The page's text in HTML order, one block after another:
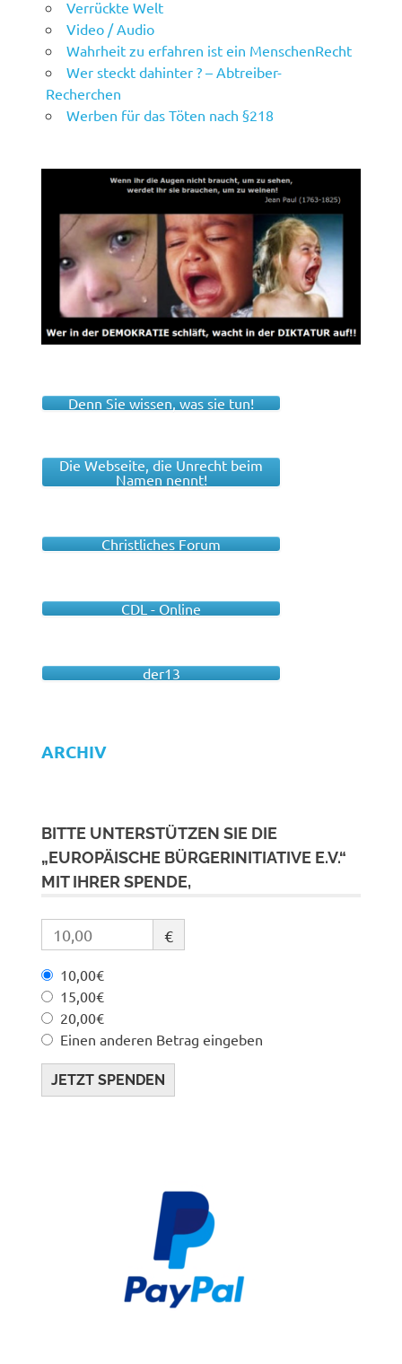
Verrückte Welt
Video / Audio
Wahrheit zu erfahren ist ein MenschenRecht
Wer steckt dahinter ? – Abtreiber-
Recherchen
Werben für das Töten nach §218
Denn Sie wissen, was sie tun!
Die Webseite, die Unrecht beim
Namen nennt!
Christliches Forum
CDL - Online
der13
ARCHIV
BITTE UNTERSTÜTZEN SIE DIE
„EUROPÄISCHE BÜRGERINITIATIVE E.V.“
MIT IHRER SPENDE,
€
10,00€
15,00€
20,00€
Einen anderen Betrag eingeben
JETZT SPENDEN